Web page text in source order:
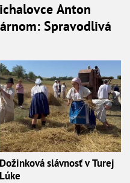
Anton
Spravodlivá
Dožinková slávnosť v Turej
Lúke